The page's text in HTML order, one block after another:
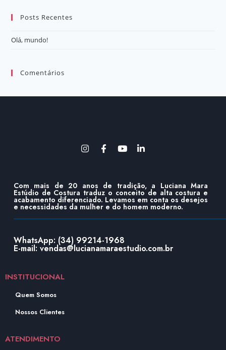
Posts Recentes
Olá, mundo!
Comentários
Com mais de 20 anos de tradição, a Luciana Mara
Estúdio de Costura traduz o conceito de alta costura e
acabamento diferenciado. Levamos em conta os desejos
e necessidades da mulher e do homem moderno.
WhatsApp: (34) 99214-1968
E-mail: vendas@lucianamaraestudio.com.br
INSTITUCIONAL
Quem Somos
Nossos Clientes
ATENDIMENTO